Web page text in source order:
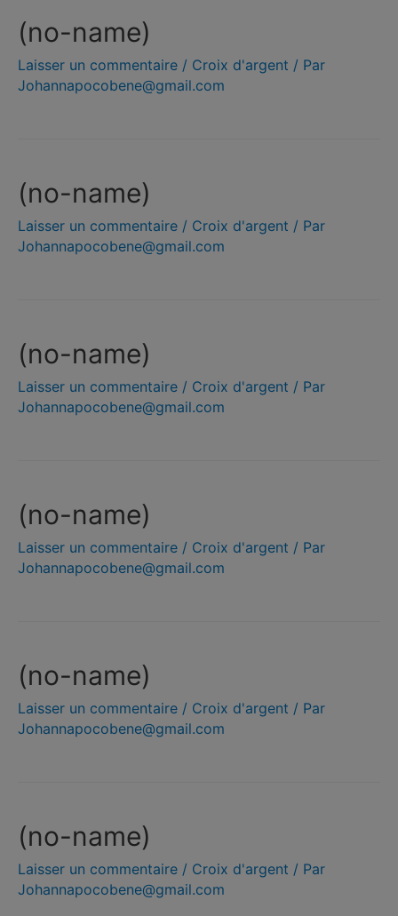
(no-name)
Laisser un commentaire / Croix d'argent / Par
Johannapocobene@gmail.com
(no-name)
Laisser un commentaire / Croix d'argent / Par
Johannapocobene@gmail.com
(no-name)
Laisser un commentaire / Croix d'argent / Par
Johannapocobene@gmail.com
(no-name)
Laisser un commentaire / Croix d'argent / Par
Johannapocobene@gmail.com
(no-name)
Laisser un commentaire / Croix d'argent / Par
Johannapocobene@gmail.com
(no-name)
Laisser un commentaire / Croix d'argent / Par
Johannapocobene@gmail.com